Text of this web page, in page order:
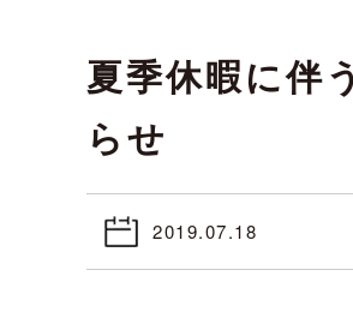
夏季休暇に伴
らせ
2019.07.18